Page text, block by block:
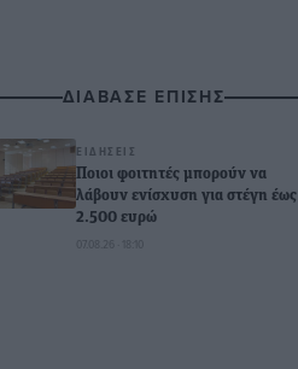
ΔΙΑΒΑΣΕ ΕΠΙΣΗΣ
ΕΙΔΉΣΕΙΣ
Ποιοι φοιτητές μπορούν να
λάβουν ενίσχυση για στέγη έως
2.500 ευρώ
07.08.26 · 18:10